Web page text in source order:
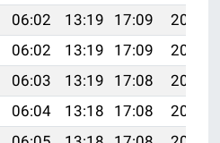
06:02 13:19 17:09
20:26
06:02 13:19 17:09
20:25
06:03 13:19 17:08
20:24
06:04 13:18 17:08
20:23